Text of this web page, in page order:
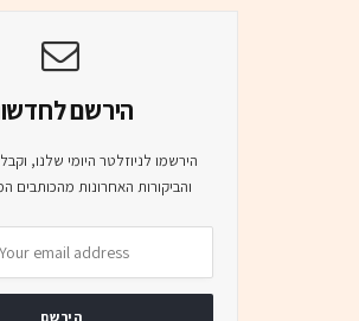
הירשם
הירשמו לניוזלטר היומי שלנו,
והביקורות האחרונות מהכותבים